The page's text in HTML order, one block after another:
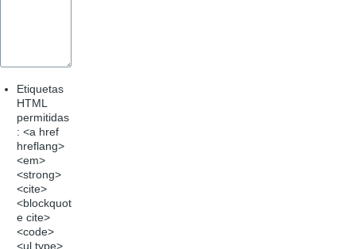
Etiquetas
HTML
permitidas
: <a href
hreflang>
<em>
<strong>
<cite>
<blockquot
e cite>
<code>
<ul type>